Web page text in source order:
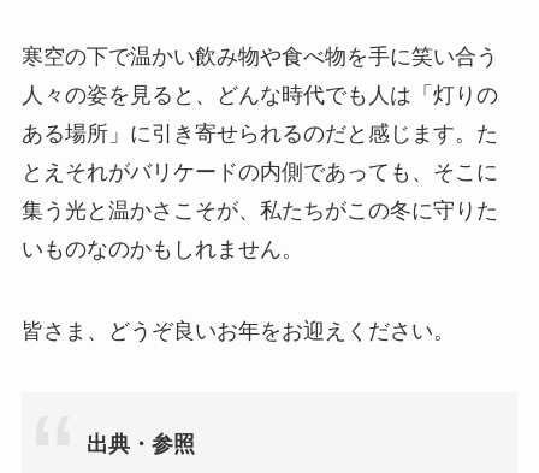
寒空の下で温かい飲み物や食べ物を手に笑い合う
人々の姿を見ると、どんな時代でも人は「灯りの
ある場所」に引き寄せられるのだと感じます。た
とえそれがバリケードの内側であっても、そこに
集う光と温かさこそが、私たちがこの冬に守りた
いものなのかもしれません。
皆さま、どうぞ良いお年をお迎えください。
出典・参照